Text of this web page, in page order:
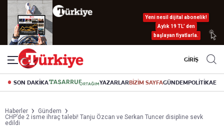
Yeni nesil dijital abonelik!
Aylık 19 TL’ den
başlayan fiyatlarla.
GİRİŞ
SON DAKİKA YAZARLARBİZİM SAYFAGÜNDEMPOLİTİKA
Haberler
Gündem
CHP’de 2 isme ihraç talebi! Tanju Özcan ve Serkan Tuncer disipline sevk
edildi